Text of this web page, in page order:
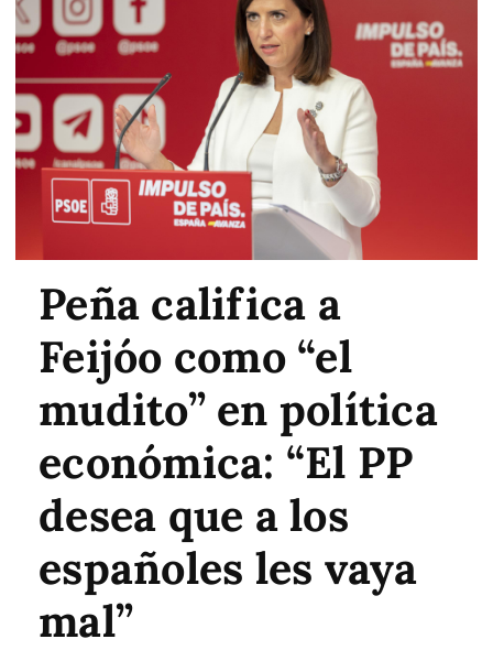
Peña califica a
Feijóo como “el
mudito” en política
económica: “El PP
desea que a los
españoles les vaya
mal”